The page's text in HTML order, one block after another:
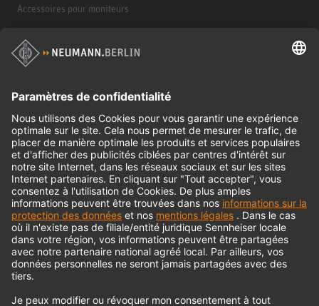
Accessoires pour moniteurs
Produits historiques
© 2018 - 2026Georg Neumann GmbH
Impression